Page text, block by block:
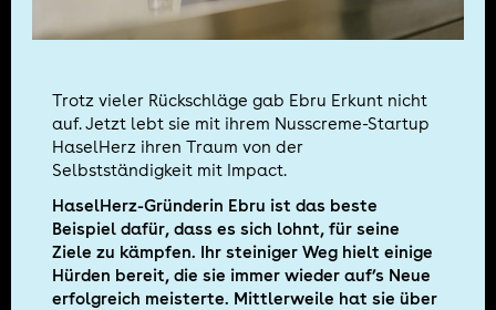
Trotz vieler Rückschläge gab Ebru Erkunt nicht
auf. Jetzt lebt sie mit ihrem Nusscreme-Startup
HaselHerz ihren Traum von der
Selbstständigkeit mit Impact.
HaselHerz-Gründerin Ebru ist das beste
Beispiel dafür, dass es sich lohnt, für seine
Ziele zu kämpfen. Ihr steiniger Weg hielt einige
Hürden bereit, die sie immer wieder auf’s Neue
erfolgreich meisterte. Mittlerweile hat sie über